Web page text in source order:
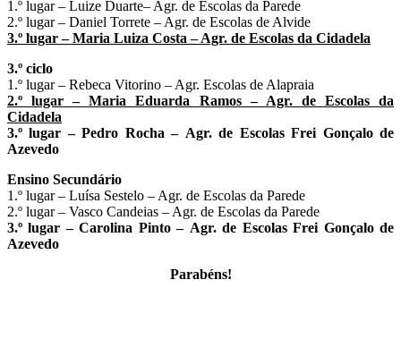
1.º lugar – Luize Duarte– Agr. de Escolas da Parede
2.º lugar – Daniel Torrete – Agr. de Escolas de Alvide
3.º lugar – Maria Luiza Costa – Agr. de Escolas da Cidadela
3.º ciclo
1.º lugar – Rebeca Vitorino – Agr. Escolas de Alapraia
2.º lugar – Maria Eduarda Ramos – Agr. de Escolas da
Cidadela
3.º lugar –Pedro Rocha – Agr. de Escolas Frei Gonçalo de
Azevedo
Ensino Secundário
1.º lugar – Luísa Sestelo – Agr. de Escolas da Parede
2.º lugar – Vasco Candeias – Agr. de Escolas da Parede
3.º lugar –Carolina Pinto– Agr. de Escolas Frei Gonçalo de
Azevedo
Parabéns!